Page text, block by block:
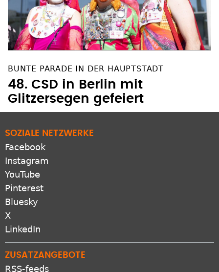
BUNTE PARADE IN DER HAUPTSTADT
48. CSD in Berlin mit
Glitzersegen gefeiert
SOZIALE NETZWERKE
Facebook
Instagram
YouTube
Pinterest
Bluesky
X
ZUSATZANGEBOTE